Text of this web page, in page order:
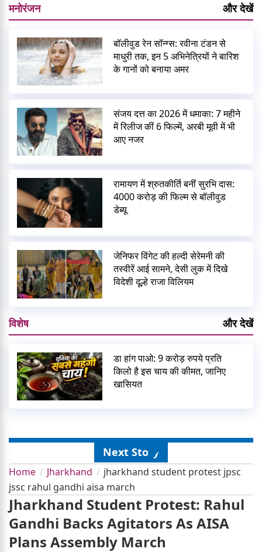
मनोरंजन और देखें
बॉलीवुड रेन सॉन्ग्स: रवीना टंडन से
माधुरी तक, इन 5 अभिनेत्रियों ने बारिश
के गानों को बनाया अमर
संजय दत्त का 2026 में धमाका: 7 महीने
में रिलीज कीं 6 फिल्में, अरबी मूवी में भी
आए नजर
रामायण में श्रुतकीर्ति बनीं सुरभि दास:
4000 करोड़ की फिल्म से बॉलीवुड
डेब्यू
जेनिफर विंगेट की हल्दी सेरेमनी की
तस्वीरें आई सामने, देसी लुक में दिखे
विदेशी दूल्हे राजा विलियम
विशेष और देखें
डा हांग पाओ: 9 करोड़ रुपये प्रति
किलो है इस चाय की कीमत, जानिए
खासियत
Next Story
Home Jharkhand
jharkhand student protest jpsc
jssc rahul gandhi aisa march
Jharkhand Student Protest: Rahul
Gandhi Backs Agitators As AISA
Plans Assembly March